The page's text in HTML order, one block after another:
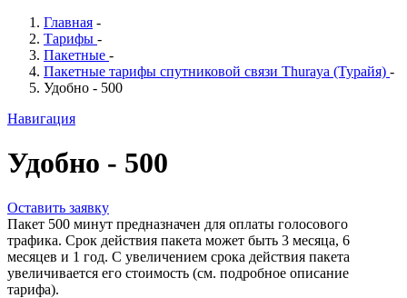
Главная -
Тарифы -
Пакетные -
Пакетные тарифы спутниковой связи Thuraya (Турайя) -
Удобно - 500
Навигация
Удобно - 500
Оставить заявку
Пакет 500 минут предназначен для оплаты голосового
трафика. Срок действия пакета может быть 3 месяца, 6
месяцев и 1 год. С увеличением срока действия пакета
увеличивается его стоимость (см. подробное описание
тарифа).